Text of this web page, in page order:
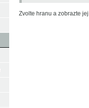
Zvolte hranu a zobrazte